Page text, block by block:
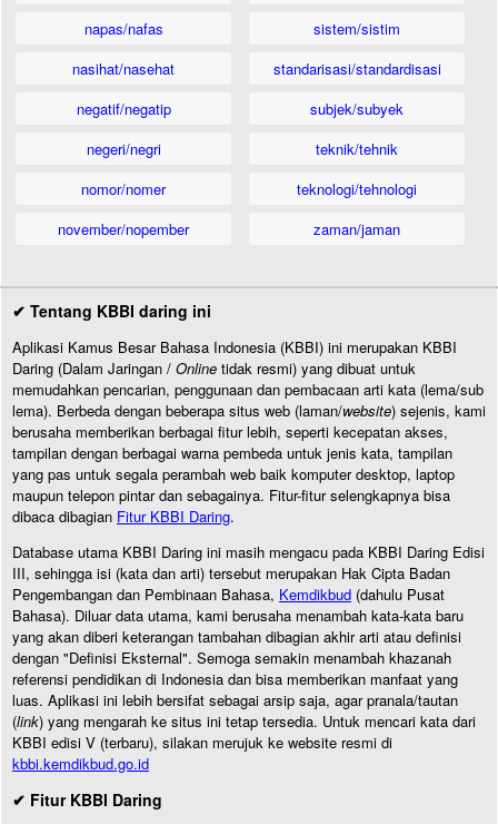
napas/nafas
nasihat/nasehat
negatif/negatip
negeri/negri
nomor/nomer
november/nopember
sistem/sistim
standarisasi/standardisasi
subjek/subyek
teknik/tehnik
teknologi/tehnologi
zaman/jaman
✔ Tentang KBBI daring ini
Aplikasi Kamus Besar Bahasa Indonesia (KBBI) ini merupakan KBBI
Daring (Dalam Jaringan / Online tidak resmi) yang dibuat untuk
memudahkan pencarian, penggunaan dan pembacaan arti kata (lema/sub
lema). Berbeda dengan beberapa situs web (laman/website) sejenis, kami
berusaha memberikan berbagai fitur lebih, seperti kecepatan akses,
tampilan dengan berbagai warna pembeda untuk jenis kata, tampilan
yang pas untuk segala perambah web baik komputer desktop, laptop
maupun telepon pintar dan sebagainya. Fitur-fitur selengkapnya bisa
dibaca dibagian Fitur KBBI Daring.
Database utama KBBI Daring ini masih mengacu pada KBBI Daring Edisi
III, sehingga isi (kata dan arti) tersebut merupakan Hak Cipta Badan
Pengembangan dan Pembinaan Bahasa, Kemdikbud (dahulu Pusat
Bahasa). Diluar data utama, kami berusaha menambah kata-kata baru
yang akan diberi keterangan tambahan dibagian akhir arti atau definisi
dengan "Definisi Eksternal". Semoga semakin menambah khazanah
referensi pendidikan di Indonesia dan bisa memberikan manfaat yang
luas. Aplikasi ini lebih bersifat sebagai arsip saja, agar pranala/tautan
(link) yang mengarah ke situs ini tetap tersedia. Untuk mencari kata dari
KBBI edisi V (terbaru), silakan merujuk ke website resmi di
kbbi.kemdikbud.go.id
✔ Fitur KBBI Daring